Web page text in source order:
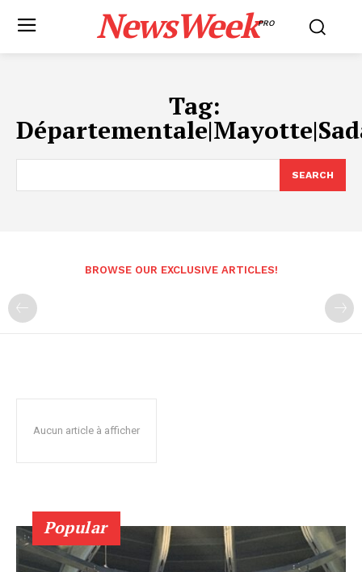
NewsWeekPRO
Tag:
SEARCH
BROWSE OUR EXCLUSIVE ARTICLES!
Aucun article à afficher
Popular